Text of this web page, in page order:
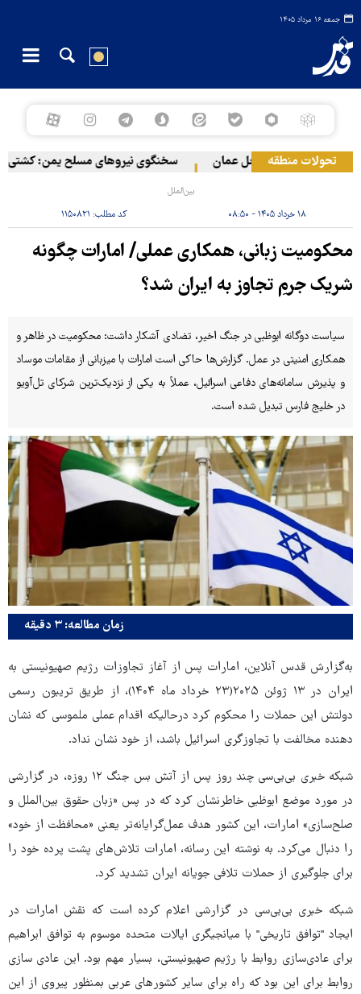
جمعه ۱۶ مرداد ۱۴۰۵
تحولات منطقه
دریایی در سواحل عمان سخنگوی نیروهای مسلح یمن: کشتی
بین‌الملل
۱۸ خرداد ۱۴۰۵ - ۰۸:۵۰ کد مطلب: ۱۱۵۰۸۲۱
محکومیت زبانی، همکاری عملی/ امارات چگونه
شریک جرمِ تجاوز به ایران شد؟
سیاست دوگانه ابوظبی در جنگ اخیر، تضادی آشکار داشت: محکومیت در ظاهر و
همکاری امنیتی در عمل. گزارش‌ها حاکی است امارات با میزبانی از مقامات موساد
و پذیرش سامانه‌های دفاعی اسرائیل، عملاً به یکی از نزدیک‌ترین شرکای تل‌آویو
در خلیج فارس تبدیل شده است.
زمان مطالعه: ۳ دقیقه
به‌گزارش قدس آنلاین، امارات پس از آغاز تجاوزات رژیم صهیونیستی به
ایران در ۱۳ ژوئن ۲۰۲۵(۲۳ خرداد ماه ۱۴۰۴)، از طریق تریبون رسمی
دولتش این حملات را محکوم کرد درحالیکه اقدام عملی ملموسی که نشان
دهنده مخالفت با تجاوزگری اسرائیل باشد، از خود نشان نداد.
شبکه خبری بی‌بی‌سی چند روز پس از آتش بس جنگ ۱۲ روزه، در گزارشی
در مورد موضع ابوظبی خاطرنشان کرد که در پس «زبان حقوق بین‌الملل و
صلح‌سازی» امارات، این کشور هدف عمل‌گرایانه‌تر یعنی «محافظت از خود»
را دنبال می‌کرد. به نوشته این رسانه، امارات تلاش‌های پشت پرده خود را
برای جلوگیری از حملات تلافی جویانه ایران تشدید کرد.
شبکه خبری بی‌بی‌سی در گزارشی اعلام کرده است که نقش امارات در
ایجاد "توافق تاریخی" با میانجیگری ایالات متحده موسوم به توافق ابراهیم
برای عادی‌سازی روابط با رژیم صهیونیستی، بسیار مهم بود. این عادی سازی
روابط برای این بود که راه برای سایر کشورهای عربی بمنظور پیروی از این